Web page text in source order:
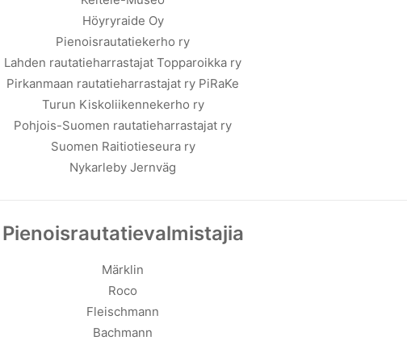
Höyryraide Oy
Pienoisrautatiekerho ry
Lahden rautatieharrastajat Topparoikka ry
Pirkanmaan rautatieharrastajat ry PiRaKe
Turun Kiskoliikennekerho ry
Pohjois-Suomen rautatieharrastajat ry
Suomen Raitiotieseura ry
Nykarleby Jernväg
Pienoisrautatievalmistajia
Märklin
Roco
Fleischmann
Bachmann